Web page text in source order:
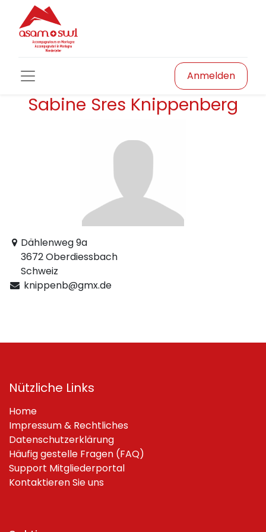
Anmelden
Sabine Sres Knippenberg
Dählenweg 9a
3672 Oberdiessbach
Schweiz
knippenb@gmx.de
Nützliche Links
Home
Impressum & Rechtliches
Datenschutzerklärung
Häufig gestelle Fragen (FAQ)
Support Mitgliederportal
Kontaktieren Sie uns